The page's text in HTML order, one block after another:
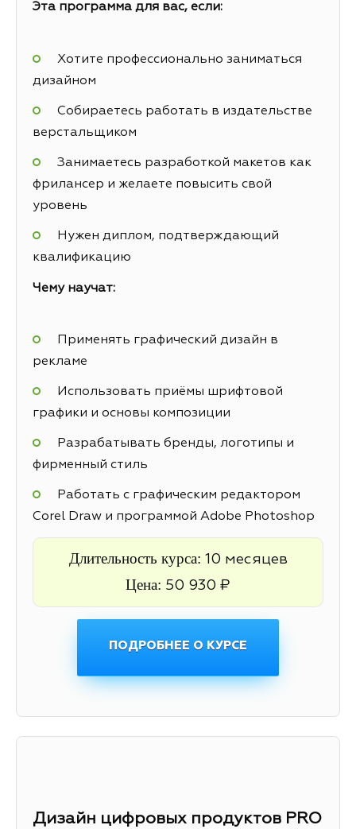
Эта программа для вас, если:
Хотите профессионально заниматься
дизайном
Собираетесь работать в издательстве
верстальщиком
Занимаетесь разработкой макетов как
фрилансер и желаете повысить свой
уровень
Нужен диплом, подтверждающий
квалификацию
Чему научат:
Применять графический дизайн в
рекламе
Использовать приёмы шрифтовой
графики и основы композиции
Разрабатывать бренды, логотипы и
фирменный стиль
Работать с графическим редактором
Corel Draw и программой Adobe Photoshop
Длительность курса: 10 месяцев
Цена: 50 930 ₽
ПОДРОБНЕЕ О КУРСЕ
Дизайн цифровых продуктов PRO